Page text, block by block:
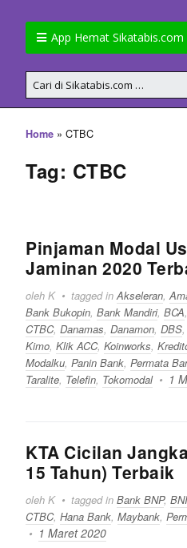
App Hemat Sikatabis.com
Home » CTBC
Tag: CTBC
Pinjaman Modal
Jaminan 2020
oleh K tagged in Akseleran,
Bank Bukopin, Bank Mandiri, BCA,
CTBC, Danamas, Danamon, DBS,
Kimo, Klik ACC, Koinworks,
Modalku, Panin Bank, Permata
Taralite, Telefin, Tokomodal 1
KTA Cicilan
15 Tahun) Terbaik
oleh K tagged in Bank BNP, BNI
CTBC, Hana Bank, Maybank,
1 Maret 2020